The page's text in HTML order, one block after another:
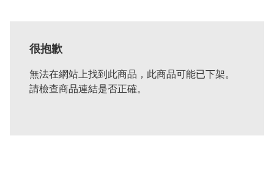
很抱歉
無法在網站上找到此商品，此商品可能已下架。
請檢查商品連結是否正確。